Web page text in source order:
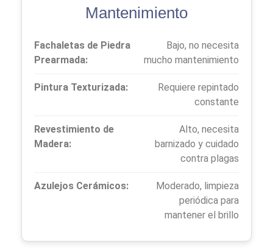
Mantenimiento
Fachaletas de Piedra
Prearmada:
Bajo, no necesita
mucho mantenimiento
Pintura Texturizada:
Requiere repintado
constante
Revestimiento de
Madera:
Alto, necesita
barnizado y cuidado
contra plagas
Azulejos Cerámicos:
Moderado, limpieza
periódica para
mantener el brillo